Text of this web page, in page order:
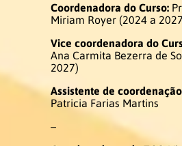
Coordenação e
Ex-coordenadores
Núcleo Docente
Coordenadora do Curso:
Miriam Royer (2024 a
Vice coordenadora do
Ana Carmita Bezerra de
2027)
Assistente de coordenação
Patricia Farias Martins
–